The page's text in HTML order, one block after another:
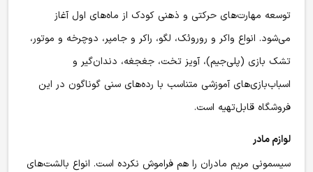
توسعه مهارت‌های حرکتی و ذهنی کودک از ماه‌های اول آغاز
می‌شود. انواع واکر و روروئک، لگو، راکر و جامپر، دوچرخه و موتور،
تشک بازی (پلی‌جیم)، آویز تخت، جغجغه، دندان‌گیر و
اسباب‌بازی‌های آموزشی متناسب با رده‌های سنی گوناگون در این
فروشگاه قابل‌تهیه است.
لوازم مادر
سیسمونی مریم مادران را هم فراموش نکرده است. انواع بالشت‌های